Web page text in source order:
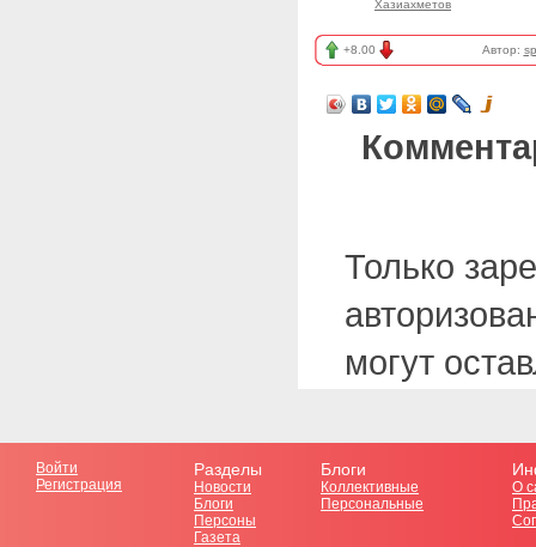
Хазиахметов
+8.00 Автор:
Только
могут
Войти
Регистрация
Разделы
Новости
Блоги
Персоны
Газета
Блоги
Коллективные
Персональные
О